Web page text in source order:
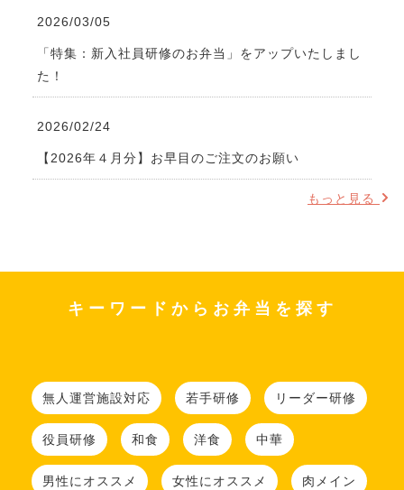
2026/03/05
「特集：新入社員研修のお弁当」をアップいたしまし
た！
2026/02/24
【2026年４月分】お早目のご注文のお願い
もっと見る
キーワードからお弁当を探す
無人運営施設対応 若手研修 リーダー研修
役員研修 和食 洋食 中華
男性にオススメ 女性にオススメ 肉メイン